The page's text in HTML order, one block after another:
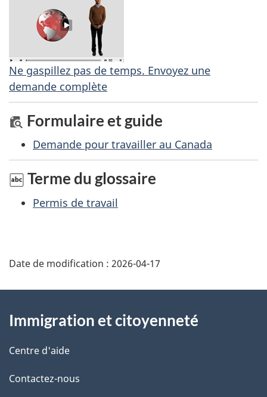
g
Ne gaspillez pas de temps. Envoyez une
demande complète
Formulaire et guide
Demande pour travailler au Canada
Terme du glossaire
Permis de travail
Date de modification : 2026-04-17
propos
de
ce
Immigration et citoyenneté
Centre d'aide
Contactez-nous